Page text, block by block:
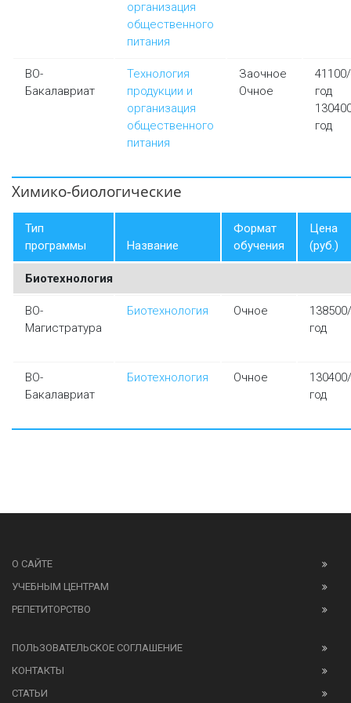
организация
общественного
питания
ВО-
Бакалавриат
Технология
продукции и
организация
общественного
питания
Заочное
Очное
41100/
год
год
Химико-биологические
Тип
программы
Название
Формат
обучения
Цена
(руб.)
Биотехнология
ВО-
Магистратура
Биотехнология Очное
138500/
год
ВО-
Бакалавриат
Биотехнология Очное
130400/
год
О САЙТЕ
УЧЕБНЫМ ЦЕНТРАМ
РЕПЕТИТОРСТВО
ПОЛЬЗОВАТЕЛЬСКОЕ СОГЛАШЕНИЕ
КОНТАКТЫ
СТАТЬИ